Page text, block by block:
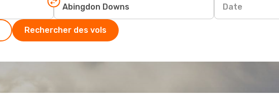
Date
Rechercher des vols